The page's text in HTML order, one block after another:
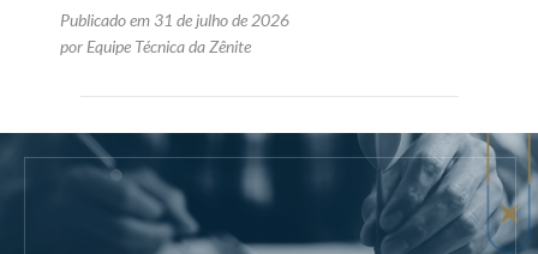
Publicado em 31 de julho de 2026
por Equipe Técnica da Zênite